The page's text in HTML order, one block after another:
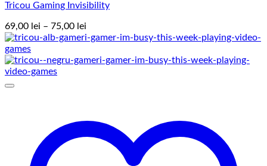
Tricou Gaming Invisibility
69,00 lei – 75,00 lei
de
69,00 lei